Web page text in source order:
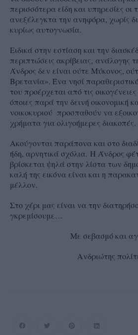
περισσότερα είδη και υπηρεσίες οι
ανεξέλεγκτα την ανηφόρα, χωρίς
κυρίως αυτογνωσία.
Ειδικά στην εστίαση και την
περιπτώσεις ακρίβειας, ανάλογης
Άνδρος δεν είναι ούτε Μύκονος,
Βρετανία». Ένα νησί
του προέρχεται από τις
όποιες παρά την δεινή οικονομική
νοικοκυριού προσπαθούν να
χρήματα για ολιγοήμερες διακοπές.
Ακούγονται παράπονα και στο
ήδη, αρνητικά σχόλια. Η Άνδρος
βρίσκεται ψηλά στην λίστα των
καλή της εικόνα είναι και η
μέλλον.
Στο χέρι μας είναι να την
γκρεμίσουμε…
Με σεβασμό και
Ανδριώτης